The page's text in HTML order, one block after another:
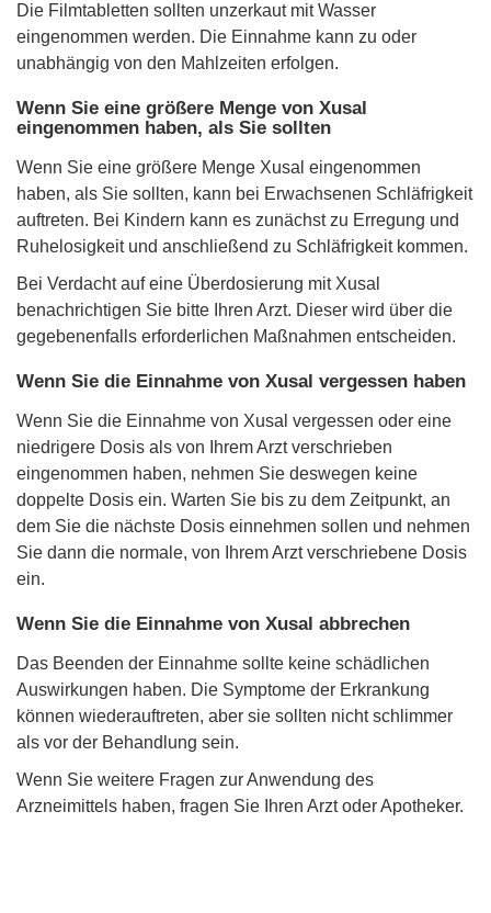
Die Filmtabletten sollten unzerkaut mit Wasser
eingenommen werden. Die Einnahme kann zu oder
unabhängig von den Mahlzeiten erfolgen.
Wenn Sie eine größere Menge von Xusal
eingenommen haben, als Sie sollten
Wenn Sie eine größere Menge Xusal eingenommen
haben, als Sie sollten, kann bei Erwachsenen Schläfrigkeit
auftreten. Bei Kindern kann es zunächst zu Erregung und
Ruhelosigkeit und anschließend zu Schläfrigkeit kommen.
Bei Verdacht auf eine Überdosierung mit Xusal
benachrichtigen Sie bitte Ihren Arzt. Dieser wird über die
gegebenenfalls erforderlichen Maßnahmen entscheiden.
Wenn Sie die Einnahme von Xusal vergessen haben
Wenn Sie die Einnahme von Xusal vergessen oder eine
niedrigere Dosis als von Ihrem Arzt verschrieben
eingenommen haben, nehmen Sie deswegen keine
doppelte Dosis ein. Warten Sie bis zu dem Zeitpunkt, an
dem Sie die nächste Dosis einnehmen sollen und nehmen
Sie dann die normale, von Ihrem Arzt verschriebene Dosis
ein.
Wenn Sie die Einnahme von Xusal abbrechen
Das Beenden der Einnahme sollte keine schädlichen
Auswirkungen haben. Die Symptome der Erkrankung
können wiederauftreten, aber sie sollten nicht schlimmer
als vor der Behandlung sein.
Wenn Sie weitere Fragen zur Anwendung des
Arzneimittels haben, fragen Sie Ihren Arzt oder Apotheker.